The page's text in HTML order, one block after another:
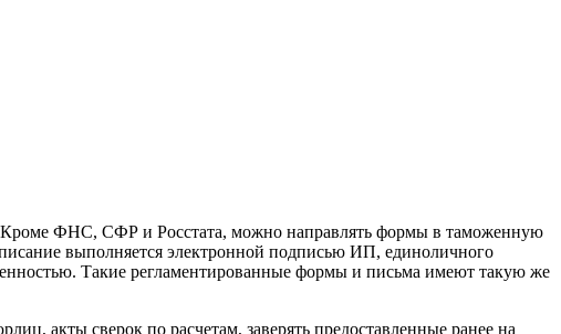
Кроме ФНС, СФР и Росстата, можно направлять формы в таможенную
выполняется электронной подписью ИП, единоличного
Такие регламентированные формы и письма имеют такую же
акты сверок по расчетам, заверять предоставленные ранее на